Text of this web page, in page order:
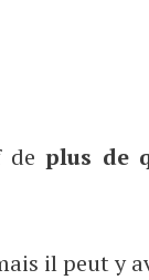
deplus de
il peut y